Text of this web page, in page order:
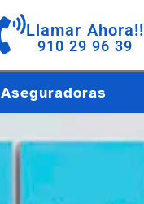
Llamar Ahora!!
910 29 96 39
Aseguradoras